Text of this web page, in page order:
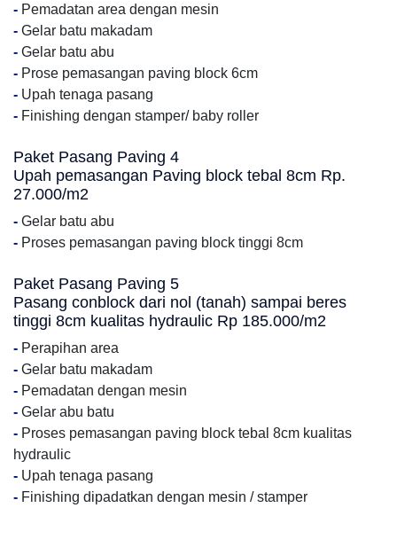
- Pemadatan area dengan mesin
- Gelar batu makadam
- Gelar batu abu
- Prose pemasangan paving block 6cm
- Upah tenaga pasang
- Finishing dengan stamper/ baby roller
Paket Pasang Paving 4
Upah pemasangan Paving block tebal 8cm Rp.
27.000/m2
- Gelar batu abu
- Proses pemasangan paving block tinggi 8cm
Paket Pasang Paving 5
Pasang conblock dari nol (tanah) sampai beres
tinggi 8cm kualitas hydraulic Rp 185.000/m2
- Perapihan area
- Gelar batu makadam
- Pemadatan dengan mesin
- Gelar abu batu
- Proses pemasangan paving block tebal 8cm kualitas
hydraulic
- Upah tenaga pasang
- Finishing dipadatkan dengan mesin / stamper